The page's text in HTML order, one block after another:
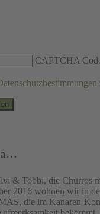
CAPTCHA
& Tobbi, die Churros
2016 wohnen wir in
die im Kanaren-